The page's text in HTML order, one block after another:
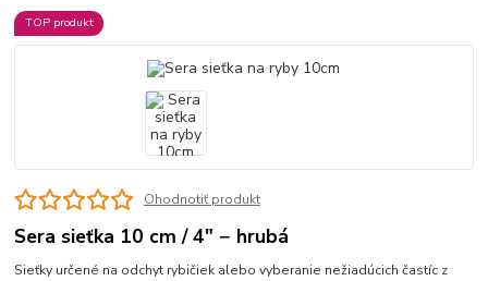
TOP produkt
Ohodnotiť produkt
Sera sieťka 10 cm / 4" − hrubá
Sieťky určené na odchyt rybičiek alebo vyberanie nežiadúcich častíc z